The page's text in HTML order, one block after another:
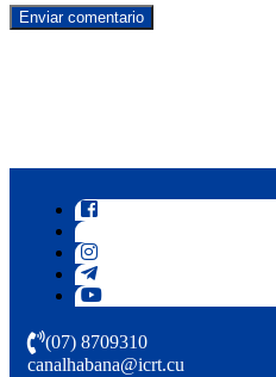
(07) 8709310
canalhabana@icrt.cu